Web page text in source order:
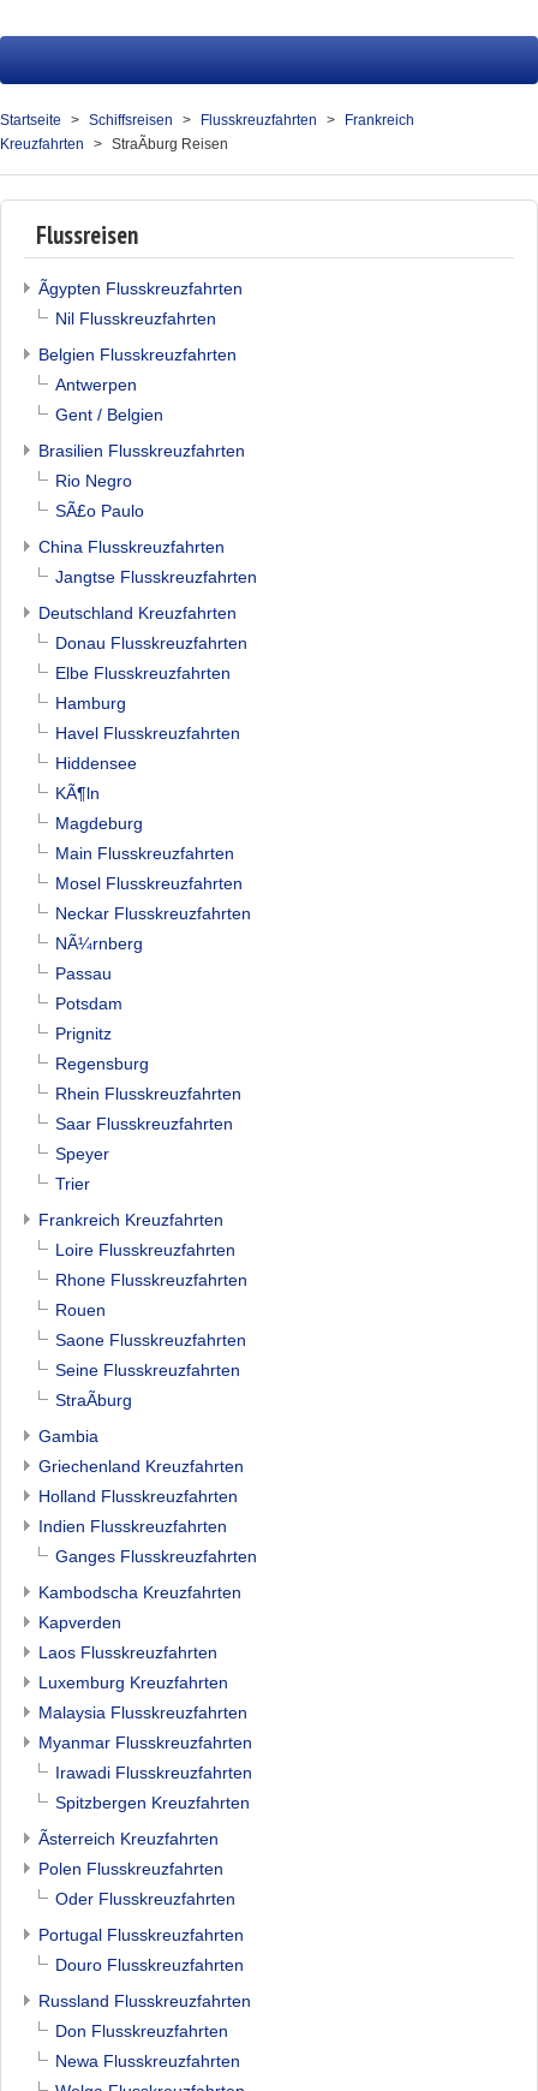
Hochsee
Service
Über uns
Kontakt
Startseite Schiffsreisen Flusskreuzfahrten
Frankreich
Kreuzfahrten
StraÃburg Reisen
Flussreisen
Ãgypten Flusskreuzfahrten
Nil Flusskreuzfahrten
Belgien Flusskreuzfahrten
Antwerpen
Gent / Belgien
Brasilien Flusskreuzfahrten
Rio Negro
SÃ£o Paulo
China Flusskreuzfahrten
Jangtse Flusskreuzfahrten
Deutschland Kreuzfahrten
Donau Flusskreuzfahrten
Elbe Flusskreuzfahrten
Hamburg
Havel Flusskreuzfahrten
Hiddensee
KÃ¶ln
Magdeburg
Main Flusskreuzfahrten
Mosel Flusskreuzfahrten
Neckar Flusskreuzfahrten
NÃ¼rnberg
Passau
Potsdam
Prignitz
Regensburg
Rhein Flusskreuzfahrten
Saar Flusskreuzfahrten
Speyer
Trier
Frankreich Kreuzfahrten
Loire Flusskreuzfahrten
Rhone Flusskreuzfahrten
Rouen
Saone Flusskreuzfahrten
Seine Flusskreuzfahrten
StraÃburg
Gambia
Griechenland Kreuzfahrten
Holland Flusskreuzfahrten
Indien Flusskreuzfahrten
Ganges Flusskreuzfahrten
Kambodscha Kreuzfahrten
Kapverden
Laos Flusskreuzfahrten
Luxemburg Kreuzfahrten
Malaysia Flusskreuzfahrten
Myanmar Flusskreuzfahrten
Irawadi Flusskreuzfahrten
Spitzbergen Kreuzfahrten
Ãsterreich Kreuzfahrten
Polen Flusskreuzfahrten
Oder Flusskreuzfahrten
Portugal Flusskreuzfahrten
Douro Flusskreuzfahrten
Russland Flusskreuzfahrten
Don Flusskreuzfahrten
Newa Flusskreuzfahrten